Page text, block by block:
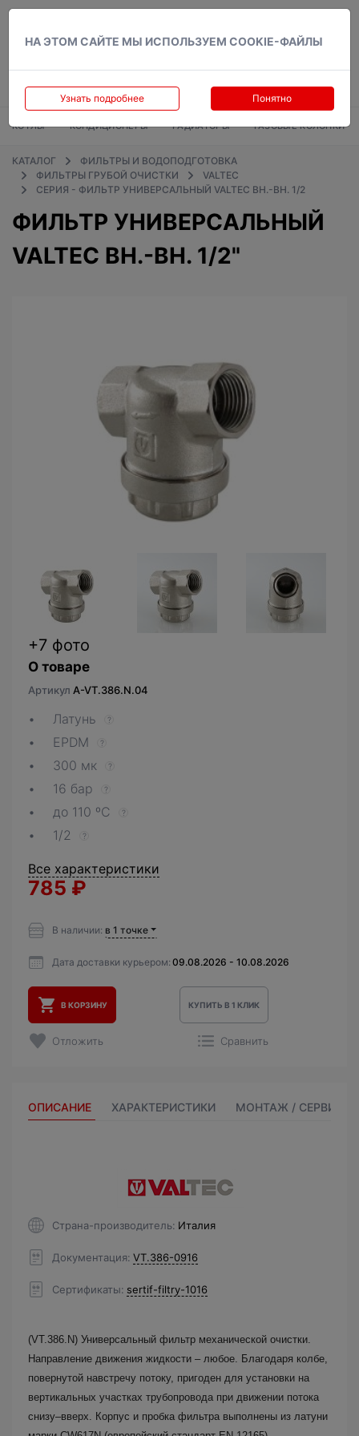
НА ЭТОМ САЙТЕ МЫ ИСПОЛЬЗУЕМ COOKIE-ФАЙЛЫ
Узнать подробнее Понятно
КОТЛЫ КОНДИЦИОНЕРЫ РАДИАТОРЫ ГАЗОВЫЕ КОЛОНКИ
КАТАЛОГ
ФИЛЬТРЫ И ВОДОПОДГОТОВКА
ФИЛЬТРЫ ГРУБОЙ ОЧИСТКИ
VALTEC
СЕРИЯ - ФИЛЬТР УНИВЕРСАЛЬНЫЙ VALTEC ВН.-ВН. 1/2
ФИЛЬТР УНИВЕРСАЛЬНЫЙ
VALTEC ВН.-ВН. 1/2"
+7 фото
О товаре
Артикул A-VT.386.N.04
Латунь ?
EPDM ?
300 мк ?
16 бар ?
до 110 ºС ?
1/2 ?
Все характеристики
785 ₽
В наличии: в 1 точке
Дата доставки курьером: 09.08.2026 - 10.08.2026
В КОРЗИНУ КУПИТЬ В 1 КЛИК
Отложить Сравнить
ОПИСАНИЕ ХАРАКТЕРИСТИКИ МОНТАЖ / СЕРВИС
Страна-производитель Италия
Документация VT.386-0916
Сертификаты sertif-filtry-1016
(VT.386.N) Универсальный фильтр механической очистки.
Направление движения жидкости – любое. Благодаря колбе,
повернутой навстречу потоку, пригоден для установки на
вертикальных участках трубопровода при движении потока
снизу–вверх. Корпус и пробка фильтра выполнены из латуни